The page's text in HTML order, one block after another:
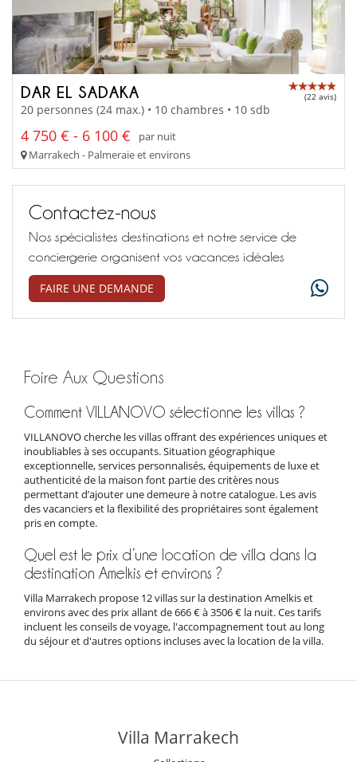
DAR EL SADAKA (22 avis)
20 personnes (24 max.) • 10 chambres • 10 sdb
4 750 € - 6 100 €
par nuit
Marrakech - Palmeraie et environs
Contactez-nous
Nos spécialistes destinations et notre service de
conciergerie organisent vos vacances idéales
FAIRE UNE DEMANDE
Foire Aux Questions
Comment VILLANOVO sélectionne les villas ?
VILLANOVO cherche les villas offrant des expériences uniques et
inoubliables à ses occupants. Situation géographique
exceptionnelle, services personnalisés, équipements de luxe et
authenticité de la maison font partie des critères nous
permettant d’ajouter une demeure à notre catalogue. Les avis
des vacanciers et la flexibilité des propriétaires sont également
pris en compte.
Quel est le prix d’une location de villa dans la
destination Amelkis et environs ?
Villa Marrakech propose 12 villas sur la destination Amelkis et
environs avec des prix allant de 666 € à 3506 € la nuit. Ces tarifs
incluent les conseils de voyage, l'accompagnement tout au long
du séjour et d'autres options incluses avec la location de la villa.
Villa Marrakech